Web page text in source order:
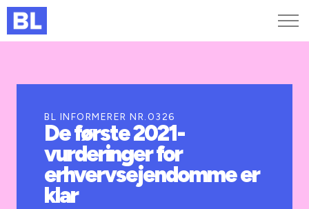
Kurser og arrangementer
Jobportalen
BL INFORMERER NR.0326
De første 2021-
vurderinger for
erhvervsejendomme er
klar